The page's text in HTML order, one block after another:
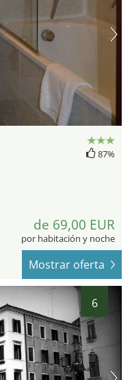
87%
de 69,00 EUR
por habitación y noche
Mostrar oferta
6